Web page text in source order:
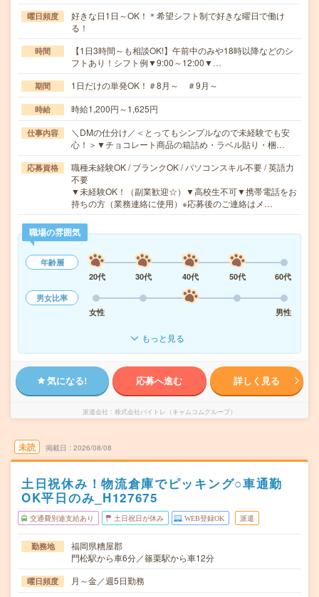
曜日頻度
好きな日1日～OK！＊希望シフト制で好きな曜日で働け
る！
時間
【1日3時間～も相談OK!】午前中のみや18時以降などのシ
フトあり！シフト例▼9:00～12:00▼…
期間 1日だけの単発OK！＃8月～ ＃9月～
時給 時給1,200円～1,625円
仕事内容
＼DMの仕分け／＜とってもシンプルなので未経験でも安
心！＞▼チョコレート商品の箱詰め・ラベル貼り・梱…
応募資格
職種未経験OK / ブランクOK / パソコンスキル不要 / 英語力
不要
▼未経験OK！（副業歓迎☆）▼高校生不可▼携帯電話をお
持ちの方（業務連絡に使用）※応募後のご連絡はメ…
職場の雰囲気
年齢層
20代
30代 40代 50代
60代
男女比率
女性
男性
もっと見る
気になる! 応募へ進む 詳しく見る
派遣会社 株式会社バイトレ（キャムコムグループ）
未読 掲載日 2026/08/08
土日祝休み！物流倉庫でピッキング○車通勤
OK平日のみ_H127675
交通費別途支給あり 土日祝日が休み WEB登録OK 派遣
勤務地
福岡県糟屋郡
門松駅から車6分／篠栗駅から車12分
曜日頻度 月～金／週5日勤務